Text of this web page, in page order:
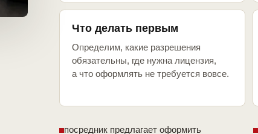
Что делать первым
Определим, какие разрешения
обязательны, где нужна лицензия,
а что оформлять не требуется вовсе.
посредник предлагает оформить